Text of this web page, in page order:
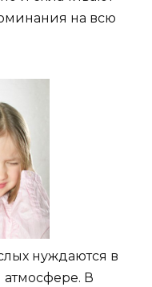
на всю
нуждаются в
В